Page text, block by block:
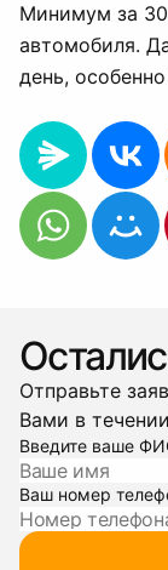
Минимум за
автомобиля.
день,
Отправьте
Вами в
Введите ваше
Ваш номер